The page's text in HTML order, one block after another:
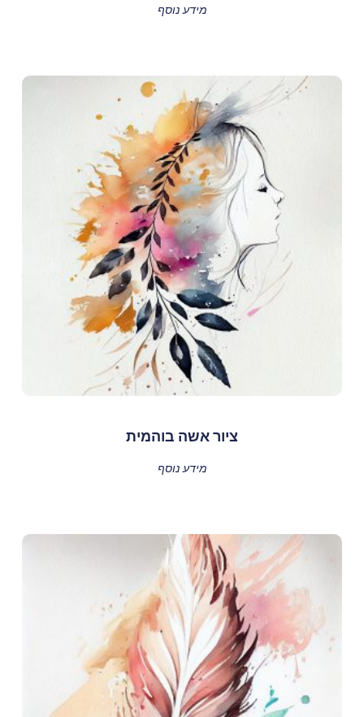
מידע נוסף
ציור אשה בוהמית
מידע נוסף